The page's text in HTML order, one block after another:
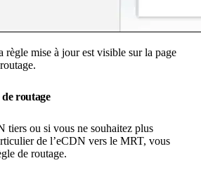
règle mise à jour est visible sur la page
de routage
tiers ou si vous ne souhaitez plus
de l’eCDN vers le MRT, vous
de routage.